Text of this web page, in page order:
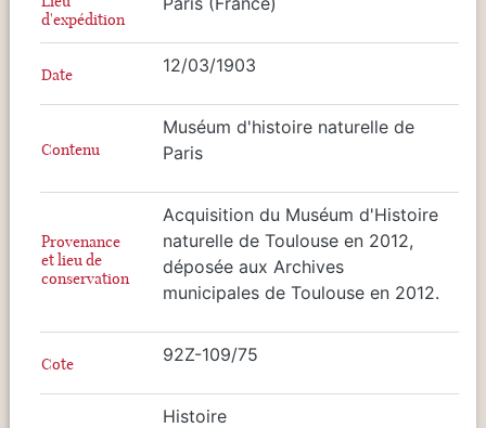
d'expédition
Date 12/03/1903
Contenu
Muséum d'histoire naturelle de
Paris
Provenance
et lieu de
conservation
Acquisition du Muséum d'Histoire
naturelle de Toulouse en 2012,
déposée aux Archives
municipales de Toulouse en 2012.
Cote 92Z-109/75
Histoire